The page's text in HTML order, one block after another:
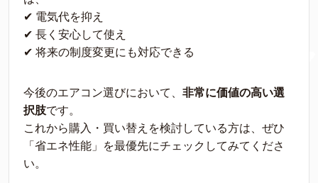
✔ 電気代を抑え
✔ 長く安心して使え
✔ 将来の制度変更にも対応できる
今後のエアコン選びにおいて、 非常に価値の高い選
択肢です。
これから購入・買い替えを検討している方は、ぜひ
「省エネ性能」を最優先にチェックしてみてくださ
い。